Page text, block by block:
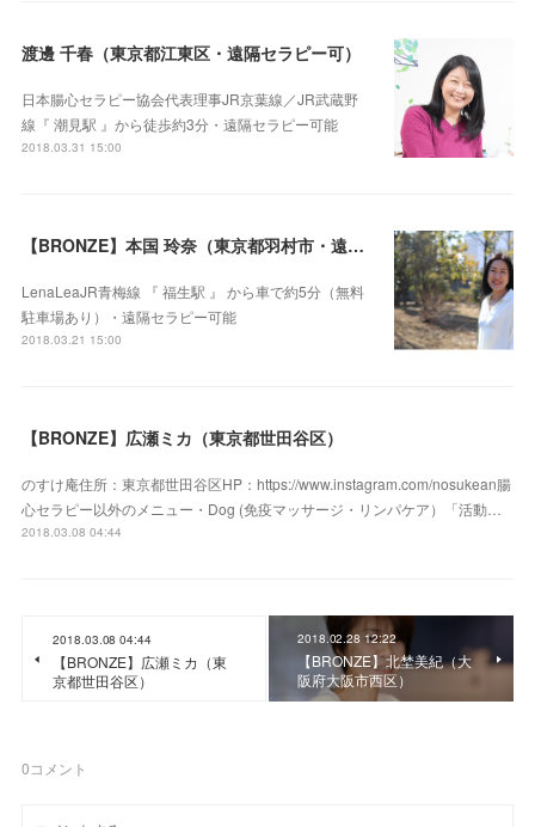
渡邊 千春（東京都江東区・遠隔セラピー可）
日本腸心セラピー協会代表理事JR京葉線／JR武蔵野
線『 潮見駅 』から徒歩約3分・遠隔セラピー可能
2018.03.31 15:00
【BRONZE】本国 玲奈（東京都羽村市・遠隔セラピー可）
LenaLeaJR青梅線 『 福生駅 』 から車で約5分（無料
駐車場あり）・遠隔セラピー可能
2018.03.21 15:00
【BRONZE】広瀬ミカ（東京都世田谷区）
のすけ庵住所：東京都世田谷区HP：https://www.instagram.com/nosukean腸
心セラピー以外のメニュー・Dog (免疫マッサージ・リンパケア）「活動…
2018.03.08 04:44
2018.03.08 04:44
【BRONZE】広瀬ミカ（東
京都世田谷区）
2018.02.28 12:22
【BRONZE】北埜美紀（大
阪府大阪市西区）
0コメント